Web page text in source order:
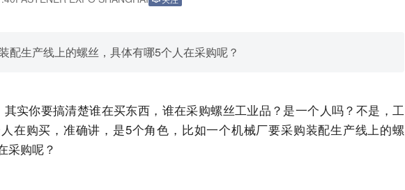
配生产线上的螺丝，具体有哪5个人在采购呢？
实你要搞清楚谁在买东西，谁在采购螺丝工业品？是一个人吗？不是，工
在购买，准确讲，是5个角色，比如一个机械厂要采购装配生产线上的螺
采购呢？